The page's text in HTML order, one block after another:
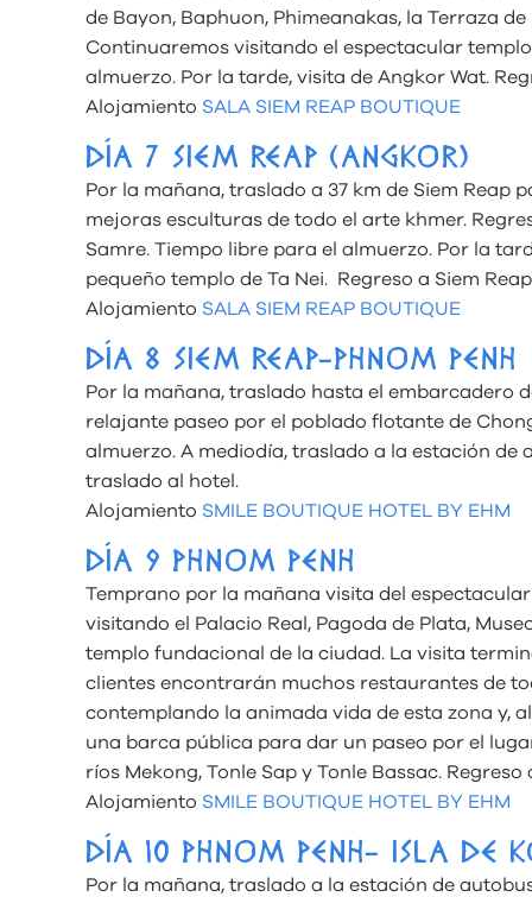
de Bayon, Baphuon, Phimeanakas, la Terraza
Continuaremos visitando el espectacular
almuerzo. Por la tarde, visita de Angkor Wat.
Alojamiento SALA SIEM REAP BOUTIQUE
DÍA 7 SIEM REAP (ANGKOR)
Por la mañana, traslado a 37 km de Siem Reap
mejoras esculturas de todo el arte khmer.
Samre. Tiempo libre para el almuerzo. Por la
pequeño templo de Ta Nei. Regreso a Siem
Alojamiento SALA SIEM REAP BOUTIQUE
DÍA 8 SIEM REAP-PHNOM PENH
Por la mañana, traslado hasta el embarcadero
relajante paseo por el poblado flotante de
almuerzo. A mediodía, traslado a la estación de
traslado al hotel.
Alojamiento SMILE BOUTIQUE HOTEL BY EHM
DÍA 9 PHNOM PENH
Temprano por la mañana visita del
visitando el Palacio Real, Pagoda de Plata,
templo fundacional de la ciudad. La visita
clientes encontrarán muchos restaurantes de
contemplando la animada vida de esta zona y,
una barca pública para dar un paseo por el
ríos Mekong, Tonle Sap y Tonle Bassac.
Alojamiento SMILE BOUTIQUE HOTEL BY EHM
DÍA 10 PHNOM PENH- ISLA DE
Por la mañana, traslado a la estación de